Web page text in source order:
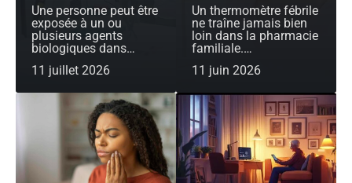
Une personne peut être
exposée à un ou
plusieurs agents
biologiques dans…
11 juillet 2026
Un thermomètre fébrile
ne traîne jamais bien
loin dans la pharmacie
familiale.…
11 juin 2026